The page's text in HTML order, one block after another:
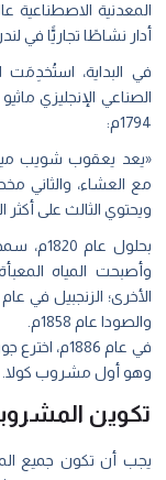
المعدنية الاصطناعية
أدار نشاطًا تجاريًّا في
في البداية، استُخدِمَت
الصناعي الإنجليزي
1794م:
«يعد يعقوب شويب
مع العشاء، والثاني
ويحتوي الثالث على
بحلول
وأصبحت المياه
والصودا عام 1858م.
‏في عام
وهو أول مشروب كولا.
تكوين
‏يجب أن تكون جميع